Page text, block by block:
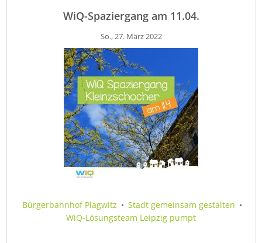
WiQ-Spaziergang am 11.04.
So., 27. März 2022
Bürgerbahnhof Plagwitz • Stadt gemeinsam gestalten •
WiQ-Lösungsteam Leipzig pumpt